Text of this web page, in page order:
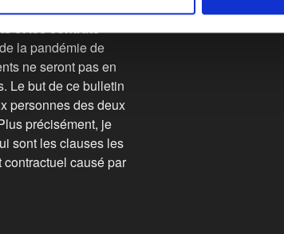
et les contrats
la pandémie de
ne seront pas en
Le but de ce bulletin
personnes des deux
précisément, je
sont les clauses les
causé par